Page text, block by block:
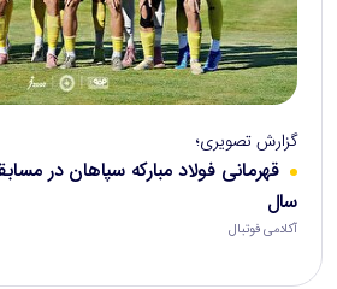
گزارش تصویری؛
سال
آکادمی فوتبال